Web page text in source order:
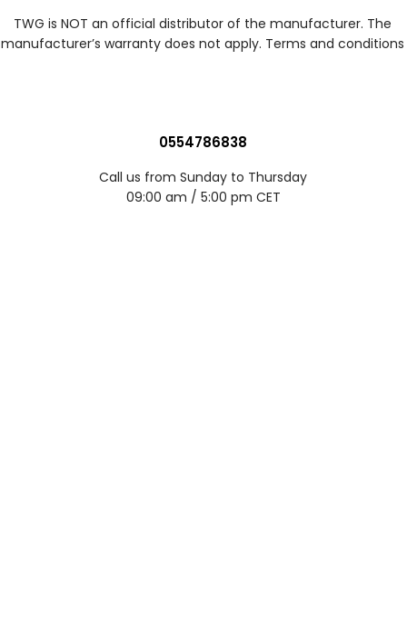
TWG is NOT an official distributor of the manufacturer. The
manufacturer’s warranty does not apply. Terms and conditions
0554786838
Call us from Sunday to Thursday
09:00 am / 5:00 pm CET